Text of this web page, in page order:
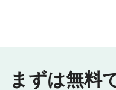
まずは無料